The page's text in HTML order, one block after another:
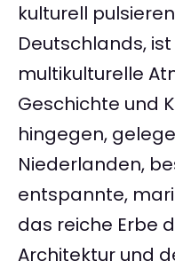
kulturell
Deutschlands,
multikulturelle
Geschichte und
hingegen,
Niederlanden,
entspannte,
das reiche Erbe
Architektur und